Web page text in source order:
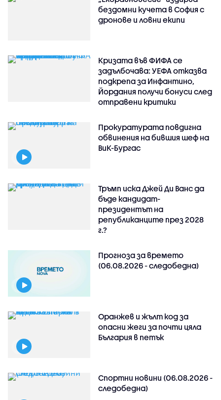
бездомни кучета в София с
дронове и ловни екипи
Кризата във ФИФА се
задълбочава: УЕФА отказва
подкрепа за Инфантино,
Йордания получи бонуси след
отправени критики
Прокуратурата повдигна
обвинения на бившия шеф на
ВиК-Бургас
Тръмп иска Джей Ди Ванс да
бъде кандидат-
президентът на
републиканците през 2028
г.?
Прогноза за времето
(06.08.2026 - следобедна)
Оранжев и жълт код за
опасни жеги за почти цяла
България в петък
Спортни новини (06.08.2026 -
следобедна)